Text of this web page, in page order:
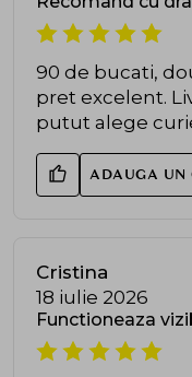
90 de bucati,
pret excelent.
putut alege
ADAUGA UN
Cristina
18 iulie 2026
Functioneaza